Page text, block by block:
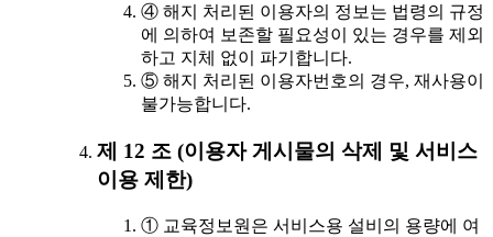
④ 해지 처리된 이용자의 정보는 법령의 규정
에 의하여 보존할 필요성이 있는 경우를 제외
하고 지체 없이 파기합니다.
⑤ 해지 처리된 이용자번호의 경우, 재사용이
불가능합니다.
제 12 조 (이용자 게시물의 삭제 및 서비스
이용 제한)
① 교육정보원은 서비스용 설비의 용량에 여